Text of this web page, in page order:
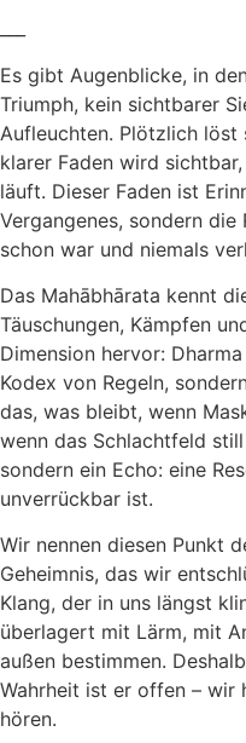
Es gibt Augenblicke, in
Triumph, kein sichtbarer
Aufleuchten. Plötzlich löst
klarer Faden wird
läuft. Dieser Faden ist
Vergangenes, sondern
schon war und niemals
Das Mahābhārata kennt
Täuschungen, Kämpfen
Dimension hervor:
Kodex von Regeln,
das, was bleibt, wenn
wenn das Schlachtfeld
sondern ein Echo: eine
unverrückbar ist.
Wir nennen diesen Punkt
Geheimnis, das wir
Klang, der in uns längst
überlagert mit Lärm, mit
außen bestimmen.
Wahrheit ist er offen – wir
hören.